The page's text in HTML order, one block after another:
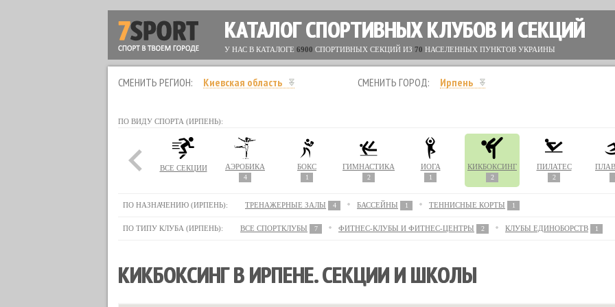
КАТАЛОГ СПОРТИВНЫХ КЛУБОВ И СЕКЦИЙ
У НАС В КАТАЛОГЕ 6900 СПОРТИВНЫХ СЕКЦИЙ ИЗ 70 НАСЕЛЕННЫХ ПУНКТОВ УКРАИНЫ
СМЕНИТЬ РЕГИОН: Киевская область СМЕНИТЬ ГОРОД: Ирпень
ПО ВИДУ СПОРТА (ИРПЕНЬ):
ВСЕ СЕКЦИИ АЭРОБИКА
4
БОКС
1
ГИМНАСТИКА
2
ЙОГА
1
КИКБОКСИНГ
2
ПИЛАТЕС
2
ПО НАЗНАЧЕНИЮ (ИРПЕНЬ): ТРЕНАЖЕРНЫЕ ЗАЛЫ 4 БАССЕЙНЫ 1 ТЕННИСНЫЕ КОРТЫ 1
ПО ТИПУ КЛУБА (ИРПЕНЬ): ВСЕ СПОРТКЛУБЫ 7 ФИТНЕС-КЛУБЫ И ФИТНЕС-ЦЕНТРЫ 2 КЛУБЫ ЕДИНОБОРСТВ 1
КИКБОКСИНГ В ИРПЕНЕ. СЕКЦИИ И ШКОЛЫ